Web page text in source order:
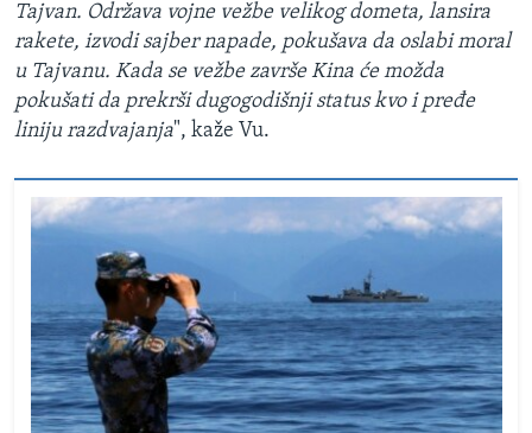
Tajvan. Održava vojne vežbe velikog dometa, lansira
rakete, izvodi sajber napade, pokušava da oslabi moral
u Tajvanu. Kada se vežbe završe Kina će možda
pokušati da prekrši dugogodišnji status kvo i pređe
liniju razdvajanja", kaže Vu.